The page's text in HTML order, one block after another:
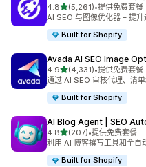
4.8星（满分 5 星）
(5,261)
总共 5261 条评论
•提供免费套餐
AI SEO 与图像优化器 – 提
Built for Shopify
Avada AI SEO Image
4.9星（满分 5 星）
(4,331)
总共 4331 条评论
•提供免费套餐
通过 AI SEO 审核代理、清
Built for Shopify
AI Blog Agent | SEO
4.8星（满分 5 星）
(207)
总共 207 条评论
•提供免费套餐
利用 AI 博客撰写工具和全自
Built for Shopify